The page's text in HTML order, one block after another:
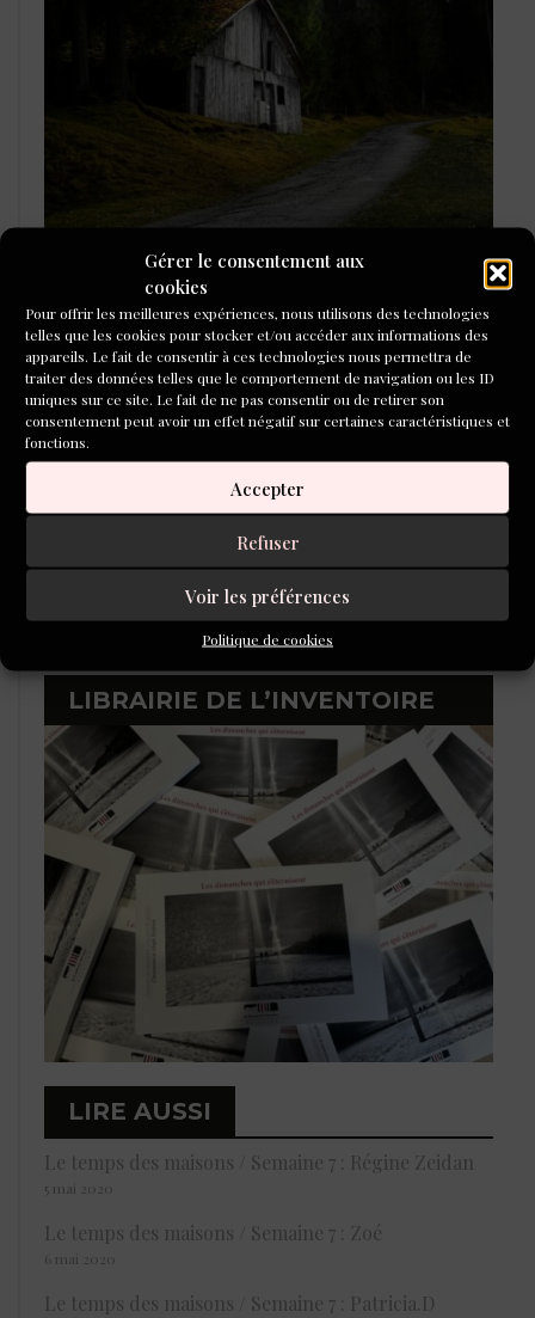
Gérer le consentement aux
cookies
Pour offrir les meilleures expériences, nous utilisons des technologies
telles que les cookies pour stocker et/ou accéder aux informations des
appareils. Le fait de consentir à ces technologies nous permettra de
traiter des données telles que le comportement de navigation ou les ID
uniques sur ce site. Le fait de ne pas consentir ou de retirer son
consentement peut avoir un effet négatif sur certaines caractéristiques et
fonctions.
Accepter
Refuser
Voir les préférences
Politique de cookies
L'ÉCOLE DU ROMAN D'ALEPH-
ÉCRITURE
LIBRAIRIE DE L’INVENTOIRE
LIRE AUSSI
Le temps des maisons / Semaine 7 : Régine Zeidan
5 mai 2020
Le temps des maisons / Semaine 7 : Zoé
6 mai 2020
Le temps des maisons / Semaine 7 : Patricia.D